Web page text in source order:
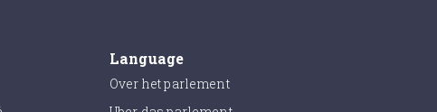
Language
Over het parlement